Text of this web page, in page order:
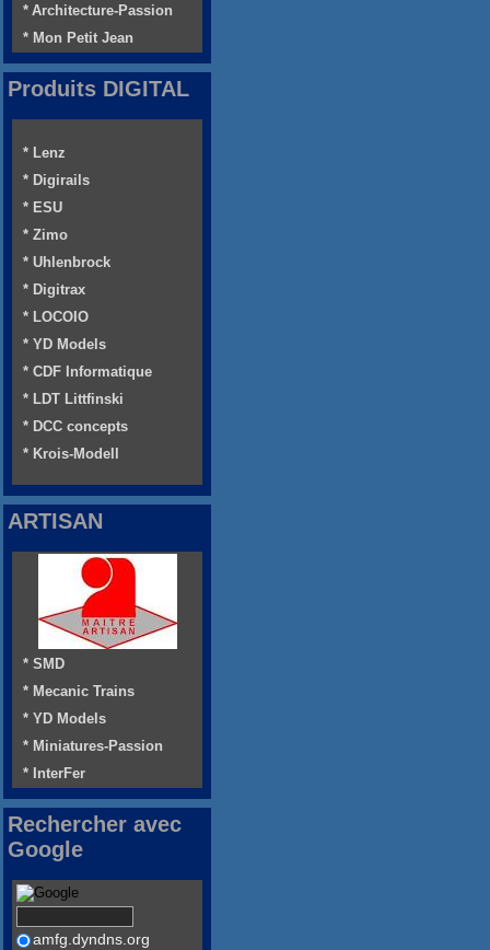
* Architecture-Passion
* Mon Petit Jean
Produits DIGITAL
* Lenz
* Digirails
* ESU
* Zimo
* Uhlenbrock
* Digitrax
* LOCOIO
* YD Models
* CDF Informatique
* LDT Littfinski
* DCC concepts
* Krois-Modell
ARTISAN
* SMD
* Mecanic Trains
* YD Models
* Miniatures-Passion
* InterFer
Rechercher avec
Google
amfg.dyndns.org